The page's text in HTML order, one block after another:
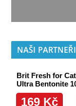
NAŠI PARTNEŘI